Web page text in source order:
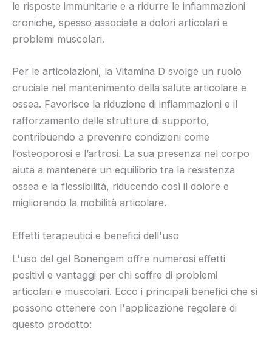
le risposte immunitarie e a ridurre le infiammazioni
croniche, spesso associate a dolori articolari e
problemi muscolari.
Per le articolazioni, la Vitamina D svolge un ruolo
cruciale nel mantenimento della salute articolare e
ossea. Favorisce la riduzione di infiammazioni e il
rafforzamento delle strutture di supporto,
contribuendo a prevenire condizioni come
l’osteoporosi e l’artrosi. La sua presenza nel corpo
aiuta a mantenere un equilibrio tra la resistenza
ossea e la flessibilità, riducendo così il dolore e
migliorando la mobilità articolare.
Effetti terapeutici e benefici dell'uso
L'uso del gel Bonengem offre numerosi effetti
positivi e vantaggi per chi soffre di problemi
articolari e muscolari. Ecco i principali benefici che si
possono ottenere con l'applicazione regolare di
questo prodotto: